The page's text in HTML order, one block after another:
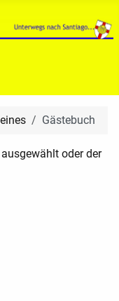
Gästebuch
oder der